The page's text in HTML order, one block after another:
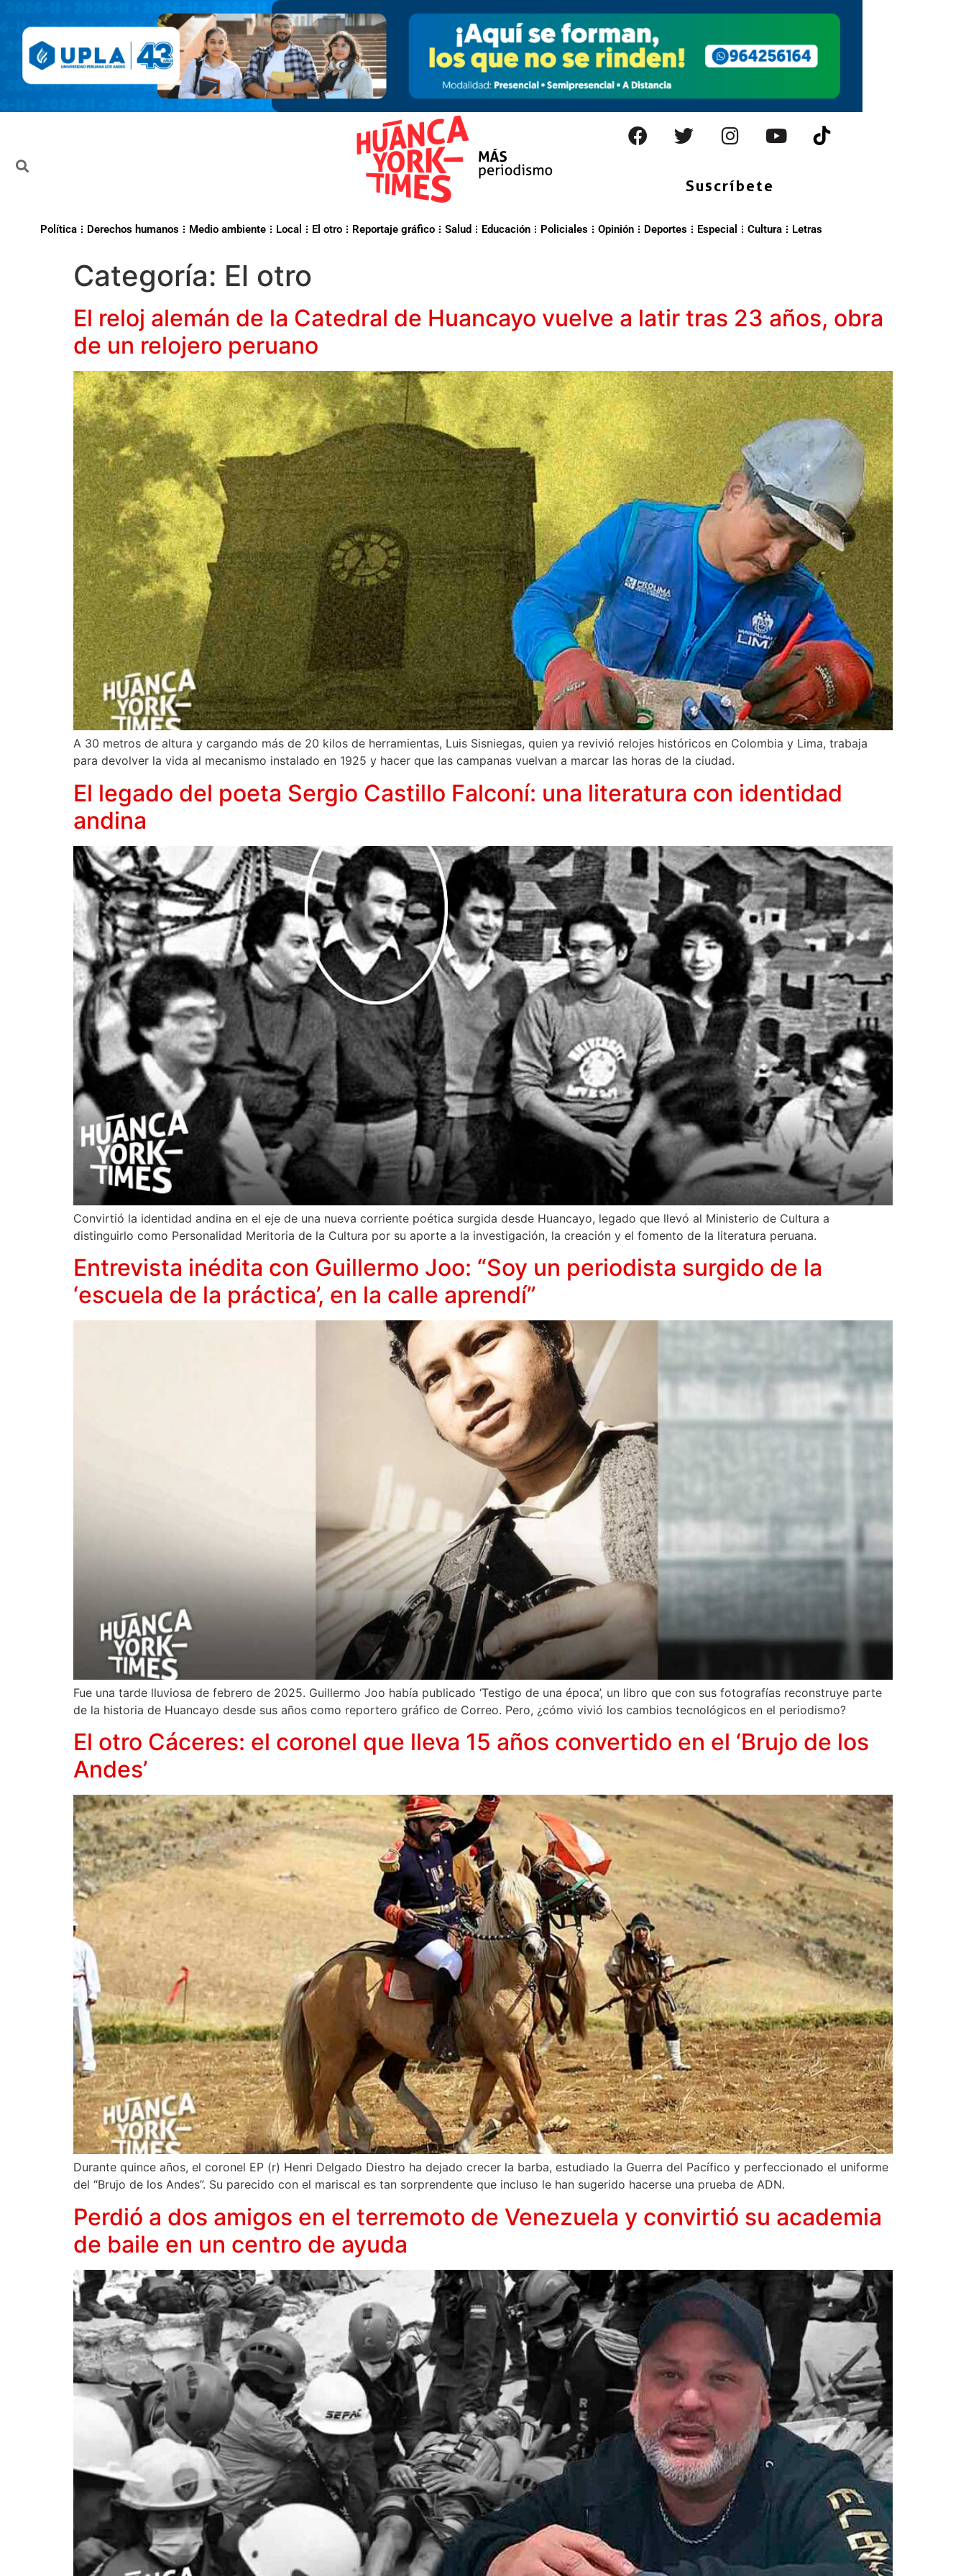
Suscríbete
Política Derechos humanos Medio ambiente Local El otro Reportaje gráfico Salud Educación Policiales Opinión Deportes Especial Cultura Letras
Categoría: El otro
El reloj alemán de la Catedral de Huancayo vuelve a latir tras 23 años, obra
de un relojero peruano
A 30 metros de altura y cargando más de 20 kilos de herramientas, Luis Sisniegas, quien ya revivió relojes históricos en Colombia y Lima, trabaja
para devolver la vida al mecanismo instalado en 1925 y hacer que las campanas vuelvan a marcar las horas de la ciudad.
El legado del poeta Sergio Castillo Falconí: una literatura con identidad
andina
Convirtió la identidad andina en el eje de una nueva corriente poética surgida desde Huancayo, legado que llevó al Ministerio de Cultura a
distinguirlo como Personalidad Meritoria de la Cultura por su aporte a la investigación, la creación y el fomento de la literatura peruana.
Entrevista inédita con Guillermo Joo: “Soy un periodista surgido de la
‘escuela de la práctica’, en la calle aprendí”
Fue una tarde lluviosa de febrero de 2025. Guillermo Joo había publicado ‘Testigo de una época’, un libro que con sus fotografías reconstruye parte
de la historia de Huancayo desde sus años como reportero gráfico de Correo. Pero, ¿cómo vivió los cambios tecnológicos en el periodismo?
El otro Cáceres: el coronel que lleva 15 años convertido en el ‘Brujo de los
Andes’
Durante quince años, el coronel EP (r) Henri Delgado Diestro ha dejado crecer la barba, estudiado la Guerra del Pacífico y perfeccionado el uniforme
del “Brujo de los Andes”. Su parecido con el mariscal es tan sorprendente que incluso le han sugerido hacerse una prueba de ADN.
Perdió a dos amigos en el terremoto de Venezuela y convirtió su academia
de baile en un centro de ayuda